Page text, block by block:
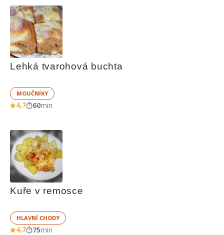
Lehká tvarohová buchta
MOUČNÍKY
4,7 60min
Kuře v remosce
HLAVNÍ CHODY
4,7 75min